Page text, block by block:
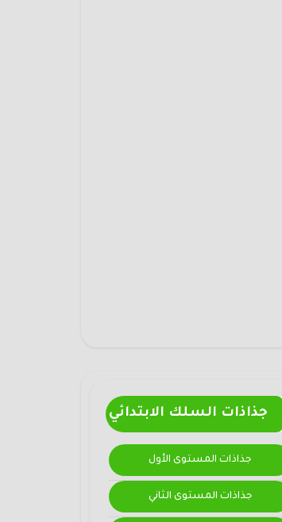
جذاذات السلك الابتدائي
جذاذات المستوى الأول
جذاذات المستوى الثاني